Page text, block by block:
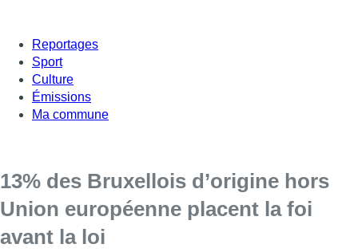
Reportages
Sport
Culture
Émissions
Ma commune
13% des Bruxellois d’origine hors
Union européenne placent la foi
avant la loi